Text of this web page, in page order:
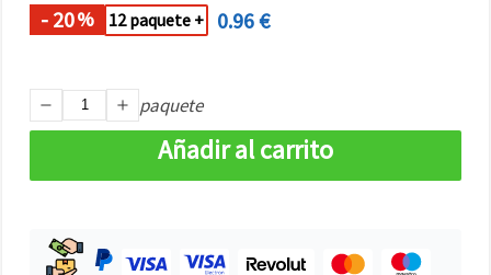
- 20% 12 paquete + 0.96 €
paquete
Añadir al carrito